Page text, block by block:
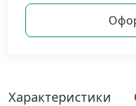
Гвозди и скобы
Характеристики